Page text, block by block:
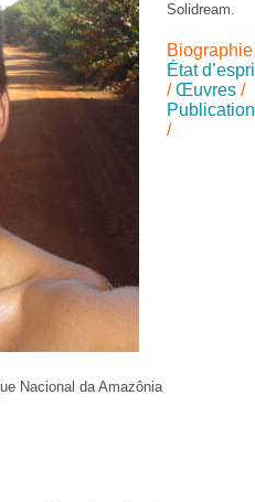
Nacional da Amazônia
Solidream.
Biographie
État
/Œuvres /
/